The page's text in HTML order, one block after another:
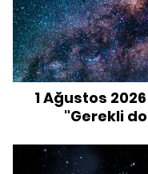
1 Ağustos
"Gerekli